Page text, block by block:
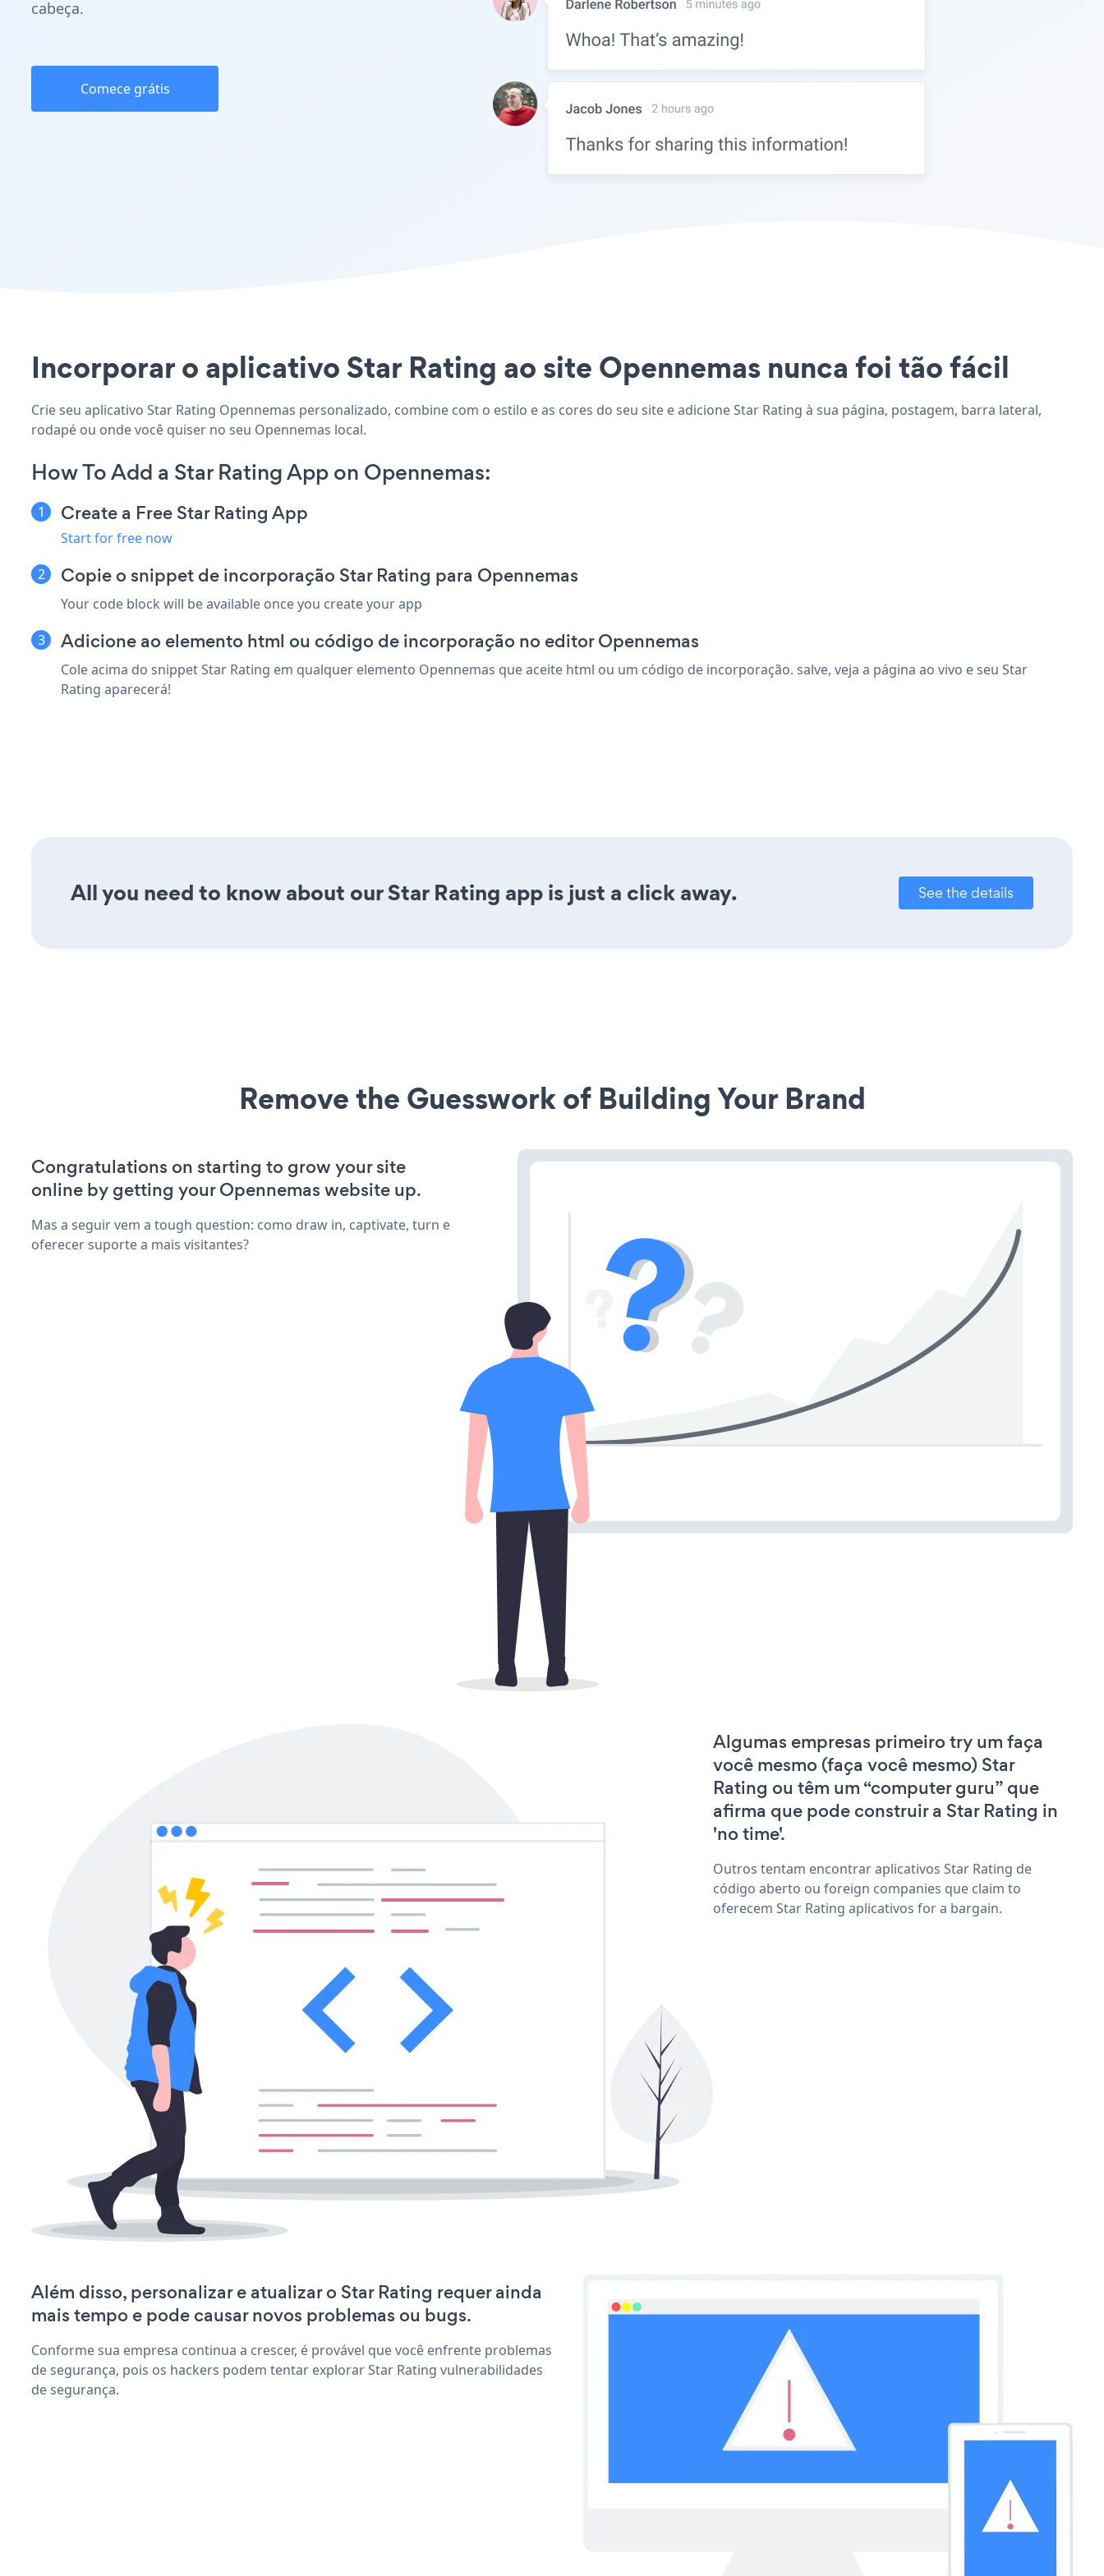
cabeça.
Comece grátis
Incorporar o aplicativo Star Rating ao site Opennemas nunca foi tão fácil
Crie seu aplicativo Star Rating Opennemas personalizado, combine com o estilo e as cores do seu site e adicione Star Rating à sua página, postagem, barra lateral,
rodapé ou onde você quiser no seu Opennemas local.
How To Add a Star Rating App on Opennemas:
Create a Free Star Rating App
Start for free now
Copie o snippet de incorporação Star Rating para Opennemas
Your code block will be available once you create your app
Adicione ao elemento html ou código de incorporação no editor Opennemas
Cole acima do snippet Star Rating em qualquer elemento Opennemas que aceite html ou um código de incorporação. salve, veja a página ao vivo e seu Star
Rating aparecerá!
All you need to know about our Star Rating app is just a click away. See the details
Remove the Guesswork of Building Your Brand
Congratulations on starting to grow your site
online by getting your Opennemas website up.
Mas a seguir vem a tough question: como draw in, captivate, turn e
oferecer suporte a mais visitantes?
Algumas empresas primeiro try um faça
você mesmo (faça você mesmo) Star
Rating ou têm um “computer guru” que
afirma que pode construir a Star Rating in
'no time'.
Outros tentam encontrar aplicativos Star Rating de
código aberto ou foreign companies que claim to
oferecem Star Rating aplicativos for a bargain.
Além disso, personalizar e atualizar o Star Rating requer ainda
mais tempo e pode causar novos problemas ou bugs.
Conforme sua empresa continua a crescer, é provável que você enfrente problemas
de segurança, pois os hackers podem tentar explorar Star Rating vulnerabilidades
de segurança.